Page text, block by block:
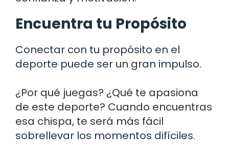
Encuentra tu Propósito
Conectar con tu propósito en el
deporte puede ser un gran impulso.
¿Por qué juegas? ¿Qué te apasiona
de este deporte? Cuando encuentras
esa chispa, te será más fácil
sobrellevar los momentos difíciles.